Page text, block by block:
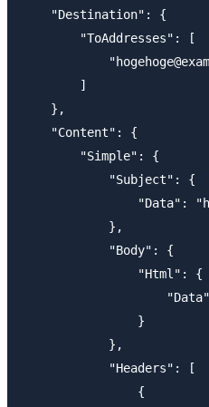
    "Destination": {
        "ToAddresses": [
        ]
    },
    "Content": {
        "Simple": {
            "Subject": {
"Data":
            },
            "Body": {
                "Html": {
                }
            },
            "Headers": [
                {